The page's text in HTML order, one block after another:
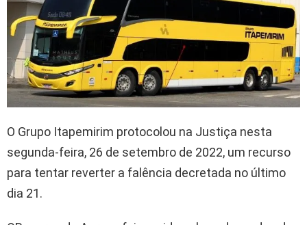
O Grupo Itapemirim protocolou na Justiça nesta
segunda-feira, 26 de setembro de 2022, um recurso
para tentar reverter a falência decretada no último
dia 21.